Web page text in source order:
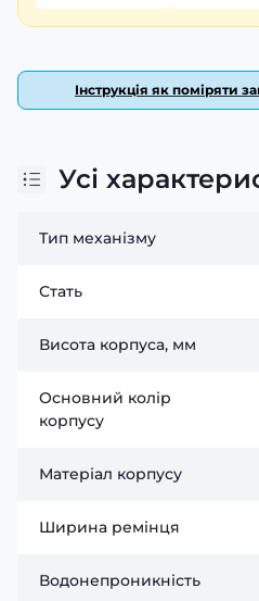
Інструкція як поміряти
Усі
Тип механізму
Стать
Висота корпуса, мм
Основний колір
корпусу
Матеріал корпусу
Ширина ремінця
Водонепроникність